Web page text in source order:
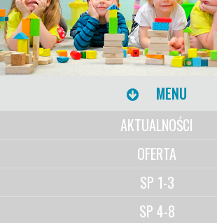
MENU
AKTUALNOŚCI
OFERTA
SP 1-3
SP 4-8